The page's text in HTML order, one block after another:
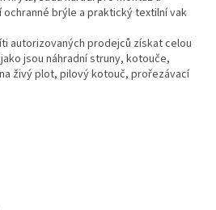
brýle a praktický textilní vak
autorizovaných prodejců získat celou
jsou náhradní struny, kotouče,
živý plot, pilový kotouč, prořezávací